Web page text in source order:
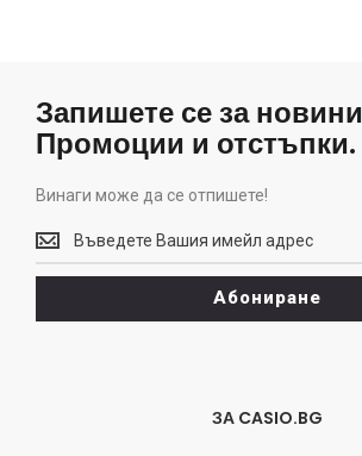
Запишете се за новини
Промоции и отстъпки.
Винаги може да се отпишете!
Винаги
може
да
отпишете!
Абониране
ЗА CASIO.BG